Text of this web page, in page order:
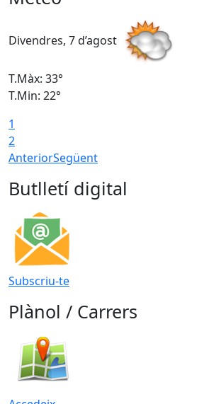
Divendres, 7 d’agost
T.Màx: 33°
T.Min: 22°
1
2
AnteriorSegüent
Butlletí digital
Subscriu-te
Plànol / Carrers